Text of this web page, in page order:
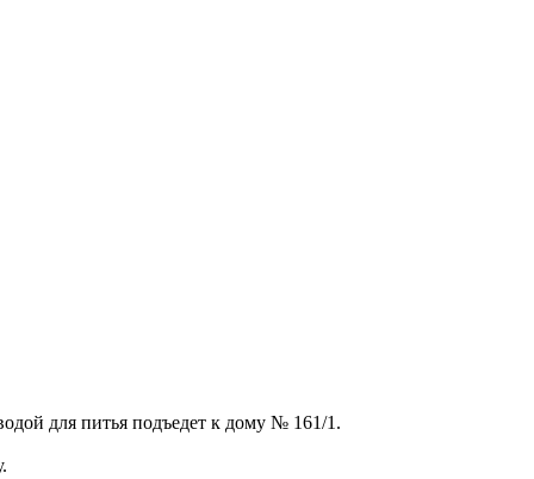
для питья подъедет к дому № 161/1.